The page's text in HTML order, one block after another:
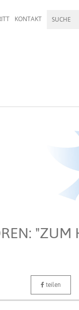
KONTAKT
"ZUM
teilen